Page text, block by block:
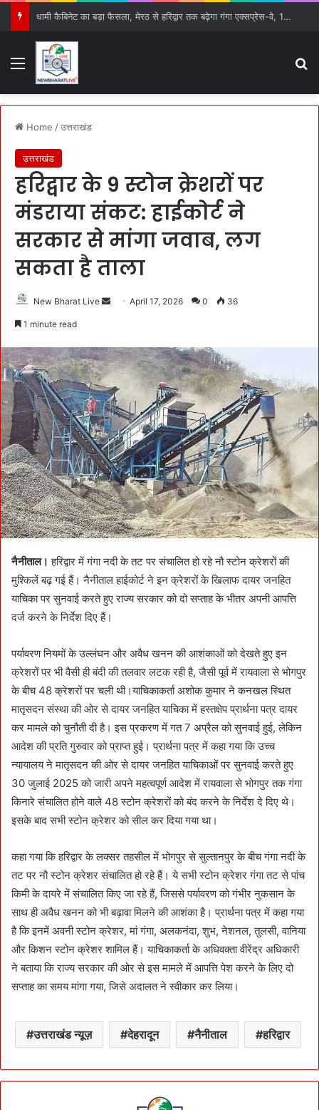
धामी कैबिनेट का बड़ा फैसला, मेरठ से हरिद्वार तक बढ़ेगा गंगा एक्सप्रेस-वे, 15 प्रस्तावों को मिली हरी झंडी
Menu
Home /उत्तराखंड
उत्तराखंड
हरिद्वार के 9 स्टोन क्रेशरों पर
मंडराया संकट: हाईकोर्ट ने
सरकार से मांगा जवाब, लग
सकता है ताला
New Bharat Live
d
a
n
e
m
a
i
l
April 17, 2026 0 36
1 minute read
नैनीताल। हरिद्वार में गंगा नदी के तट पर संचालित हो रहे नौ स्टोन क्रेशरों की
मुश्किलें बढ़ गई हैं। नैनीताल हाईकोर्ट ने इन क्रेशरों के खिलाफ दायर जनहित
याचिका पर सुनवाई करते हुए राज्य सरकार को दो सप्ताह के भीतर अपनी आपत्ति
दर्ज करने के निर्देश दिए हैं।
पर्यावरण नियमों के उल्लंघन और अवैध खनन की आशंकाओं को देखते हुए इन
क्रेशरों पर भी वैसी ही बंदी की तलवार लटक रही है, जैसी पूर्व में रायवाला से भोगपुर
के बीच 48 क्रेशरों पर चली थी।याचिकाकर्ता अशोक कुमार ने कनखल स्थित
मातृसदन संस्था की ओर से दायर जनहित याचिका में हस्तक्षेप प्रार्थना पत्र दायर
कर मामले को चुनौती दी है। इस प्रकरण में गत 7 अप्रैल को सुनवाई हुई, लेकिन
आदेश की प्रति गुरुवार को प्राप्त हुई। प्रार्थना पत्र में कहा गया कि उच्च
न्यायालय ने मातृसदन की ओर से दायर जनहित याचिकाओं पर सुनवाई करते हुए
30 जुलाई 2025 को जारी अपने महत्वपूर्ण आदेश में रायवाला से भोगपुर तक गंगा
किनारे संचालित होने वाले 48 स्टोन क्रेशरों को बंद करने के निर्देश दे दिए थे।
इसके बाद सभी स्टोन क्रेशर को सील कर दिया गया था।
कहा गया कि हरिद्वार के लक्सर तहसील में भोगपुर से सुल्तानपुर के बीच गंगा नदी के
तट पर नौ स्टोन क्रेशर संचालित हो रहे हैं। ये सभी स्टोन क्रेशर गंगा तट से पांच
किमी के दायरे में संचालित किए जा रहे हैं, जिससे पर्यावरण को गंभीर नुकसान के
साथ ही अवैध खनन को भी बढ़ावा मिलने की आशंका है। प्रार्थना पत्र में कहा गया
है कि इनमें अवनी स्टोन क्रेशर, मां गंगा, अलकनंदा, शुभ, नेशनल, तुलसी, वानिया
और किशन स्टोन क्रेशर शामिल हैं। याचिकाकर्ता के अधिवक्ता वीरेंद्र अधिकारी
ने बताया कि राज्य सरकार की ओर से इस मामले में आपत्ति पेश करने के लिए दो
सप्ताह का समय मांगा गया, जिसे अदालत ने स्वीकार कर लिया।
उत्तराखंड न्यूज़ देहरादून नैनीताल हरिद्वार